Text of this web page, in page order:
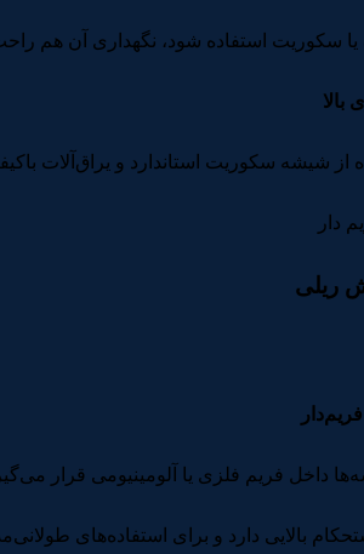
سکوریت استفاده شود، نگهداری آن هم
از شیشه سکوریت استاندارد و یراق‌آلات
ریلی
داخل فریم فلزی یا آلومینیومی قرار
بالایی دارد و برای استفاده‌های